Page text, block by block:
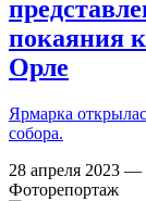
покаяния
Орле
Ярмарка
собора.
28 апреля 2023 —
Фоторепортаж